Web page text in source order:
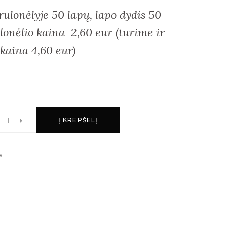
50 lapų, lapo dydis 50
kaina 2,60 eur (turime ir
4,60 eur)
Į KREPŠELĮ